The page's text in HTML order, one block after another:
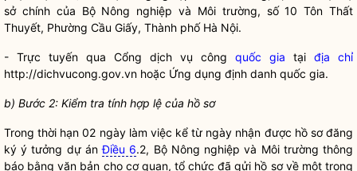
sở chính của Bộ Nông nghiệp và Môi trường, số 10 Tôn Thất
Thuyết, Phường Cầu Giấy, Thành phố Hà Nội.
- Trực tuyến qua Cổng dịch vụ công quốc gia tại địa chỉ
http://dichvucong.gov.vn hoặc Ứng dụng định danh quốc gia.
b) Bước 2: Kiểm tra tính hợp lệ của hồ sơ
Trong thời hạn 02 ngày làm việc kể từ ngày nhận được hồ sơđăng
ký ý tưởng dự ánĐiều 6.2, Bộ Nông nghiệp và Môi trường thông
báo bằng văn bản cho cơ quan, tổ chức đã gửi hồ sơvề một trong